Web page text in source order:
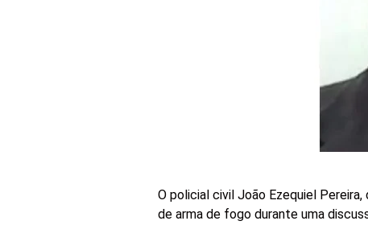
O policial civil João Ezequiel
de arma de fogo durante uma